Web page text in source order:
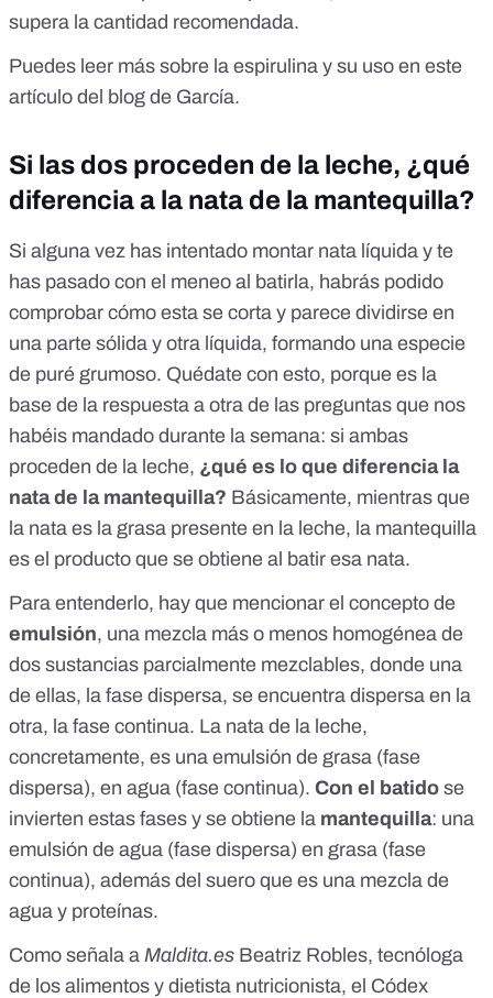
supera la cantidad recomendada.
Puedes leer más sobre la espirulina y su uso en este
artículo del blog de García.
Si las dos proceden de la leche, ¿qué
diferencia a la nata de la mantequilla?
Si alguna vez has intentado montar nata líquida y te
has pasado con el meneo al batirla, habrás podido
comprobar cómo esta se corta y parece dividirse en
una parte sólida y otra líquida, formando una especie
de puré grumoso. Quédate con esto, porque es la
base de la respuesta a otra de las preguntas que nos
habéis mandado durante la semana: si ambas
proceden de la leche, ¿qué es lo que diferencia la
nata de la mantequilla? Básicamente, mientras que
la nata es la grasa presente en la leche, la mantequilla
es el producto que se obtiene al batir esa nata.
Para entenderlo, hay que mencionar el concepto de
emulsión, una mezcla más o menos homogénea de
dos sustancias parcialmente mezclables, donde una
de ellas, la fase dispersa, se encuentra dispersa en la
otra, la fase continua. La nata de la leche,
concretamente, es una emulsión de grasa (fase
dispersa), en agua (fase continua). Con el batido se
invierten estas fases y se obtiene la mantequilla: una
emulsión de agua (fase dispersa) en grasa (fase
continua), además del suero que es una mezcla de
agua y proteínas.
Como señala a Maldita.es Beatriz Robles, tecnóloga
de los alimentos y dietista nutricionista, el Códex